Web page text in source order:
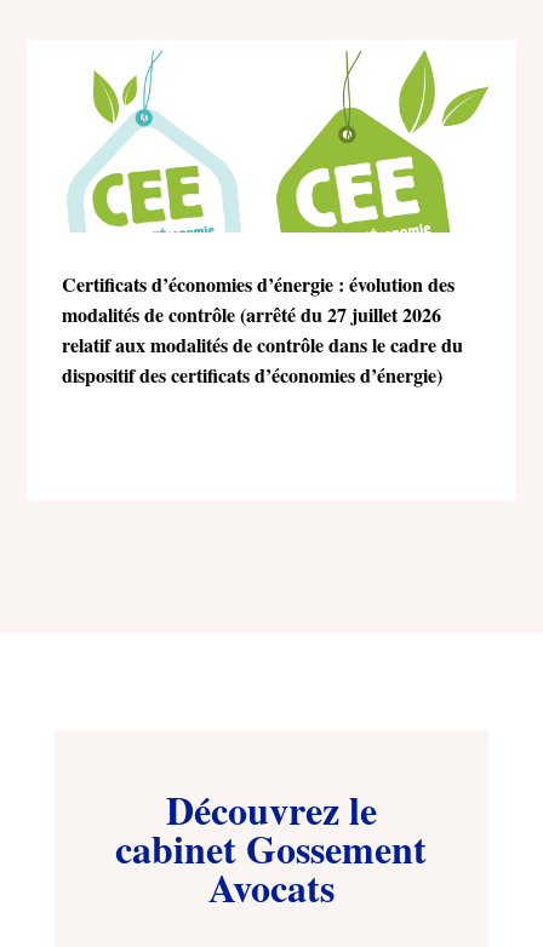
Certificats d’économies d’énergie : évolution des
modalités de contrôle (arrêté du 27 juillet 2026
relatif aux modalités de contrôle dans le cadre du
dispositif des certificats d’économies d’énergie)
Découvrez le
cabinet Gossement
Avocats